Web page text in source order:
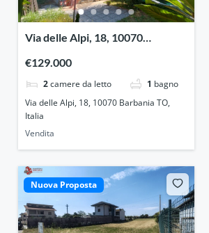
Via delle Alpi, 18, 10070
€129.000
2camere da letto 1 bagno
Via delle Alpi, 18, 10070 Barbania TO,
Italia
Vendita
Nuova Proposta